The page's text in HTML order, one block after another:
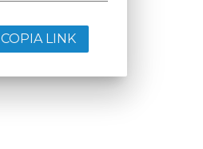
COPIA LINK